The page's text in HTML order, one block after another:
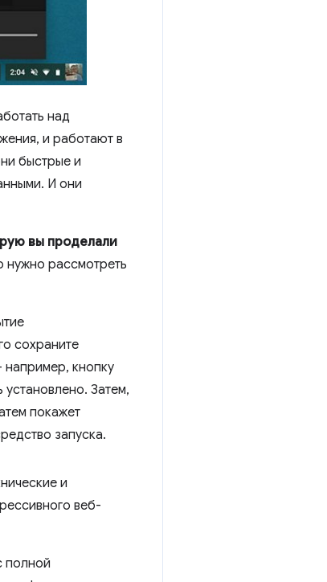
над
и работают в
быстрые и
И они
вы проделали
нужно рассмотреть
сохраните
например, кнопку
Затем,
покажет
запуска.
и
веб-
полной